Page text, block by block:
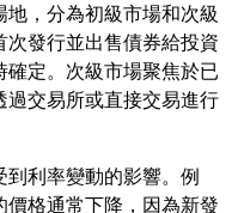
，分為初級市場和次級
發行並出售債券給投資
定。次級市場聚焦於已
交易所或直接交易進行
利率變動的影響。例
格通常下降，因為新發